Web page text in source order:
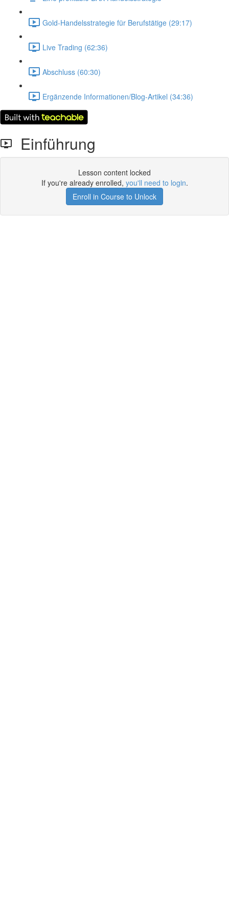
Gold-Handelsstrategie für Berufstätige (29:17)
Live Trading (62:36)
Abschluss (60:30)
Ergänzende Informationen/Blog-Artikel (34:36)
Einführung
Lesson content locked
If you're already enrolled, you'll need to login.
Enroll in Course to Unlock